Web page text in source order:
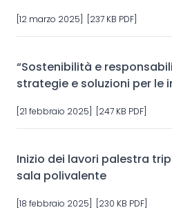
[12 marzo 2025] [237 KB PDF]
“Sostenibilità e
strategie e soluzioni per le
[21 febbraio 2025] [247 KB PDF]
Inizio dei lavori palestra
sala polivalente
[18 febbraio 2025] [230 KB PDF]